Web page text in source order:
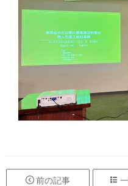
 前の記事 